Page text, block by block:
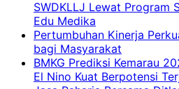
SWDKLLJ Lewat Program
Edu Medika
Pertumbuhan Kinerja
bagi Masyarakat
BMKG Prediksi Kemarau
El Nino Kuat Berpotensi